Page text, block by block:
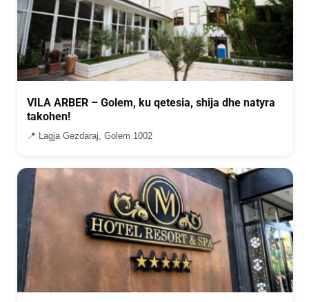
VILA ARBER – Golem, ku qetesia, shija dhe natyra
takohen!
📍 Lagja Gezdaraj, Golem 1002